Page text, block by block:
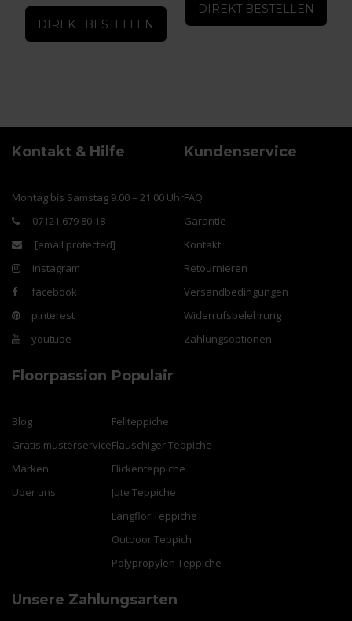
DIREKT BESTELLEN
DIREKT BESTELLEN
Kontakt & Hilfe
Montag bis Samstag 9.00 – 21.00 Uhr
07121 679 80 18
[email protected]
instagram
facebook
pinterest
youtube
Kundenservice
FAQ
Garantie
Kontakt
Retournieren
Versandbedingungen
Widerrufsbelehrung
Zahlungsoptionen
Floorpassion
Blog
Gratis musterservice
Marken
Über uns
Populair
Fellteppiche
Flauschiger Teppiche
Flickenteppiche
Jute Teppiche
Langflor Teppiche
Outdoor Teppich
Polypropylen Teppiche
Unsere Zahlungsarten